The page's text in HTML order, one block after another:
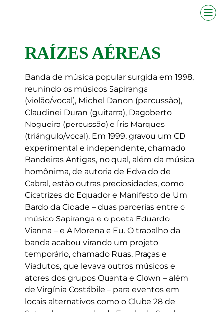
RAÍZES AÉREAS
Banda de música popular surgida em 1998,
reunindo os músicos Sapiranga
(violão/vocal), Michel Danon (percussão),
Claudinei Duran (guitarra), Dagoberto
Nogueira (percussão) e Íris Marques
(triângulo/vocal). Em 1999, gravou um CD
experimental e independente, chamado
Bandeiras Antigas, no qual, além da música
homônima, de autoria de Edvaldo de
Cabral, estão outras preciosidades, como
Cicatrizes do Equador e Manifesto de Um
Bardo da Cidade – duas parcerias entre o
músico Sapiranga e o poeta Eduardo
Vianna – e A Morena e Eu. O trabalho da
banda acabou virando um projeto
temporário, chamado Ruas, Praças e
Viadutos, que levava outros músicos e
atores dos grupos Quanta e Clown – além
de Virgínia Costábile – para eventos em
locais alternativos como o Clube 28 de